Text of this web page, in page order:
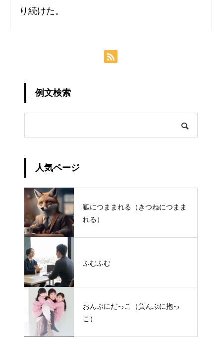
り続けた。
例文検索
人気ページ
狐につままれる（きつねにつまま
れる）
ふむふむ
おんぶにだっこ（負んぶに抱っ
こ）